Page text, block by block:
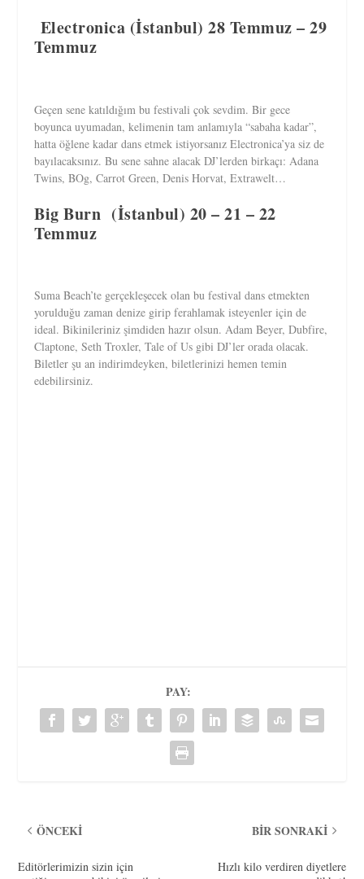
Electronica (İstanbul) 28 Temmuz – 29
Temmuz
Geçen sene katıldığım bu festivali çok sevdim. Bir gece
boyunca uyumadan, kelimenin tam anlamıyla “sabaha kadar”,
hatta öğlene kadar dans etmek istiyorsanız Electronica’ya siz de
bayılacaksınız. Bu sene sahne alacak DJ’lerden birkaçı: Adana
Twins, BOg, Carrot Green, Denis Horvat, Extrawelt…
Big Burn (İstanbul) 20 – 21 – 22
Temmuz
Suma Beach’te gerçekleşecek olan bu festival dans etmekten
yorulduğu zaman denize girip ferahlamak isteyenler için de
ideal. Bikinileriniz şimdiden hazır olsun. Adam Beyer, Dubfire,
Claptone, Seth Troxler, Tale of Us gibi DJ’ler orada olacak.
Biletler şu an indirimdeyken, biletlerinizi hemen temin
edebilirsiniz.
PAY:
ÖNCEKI
Editörlerimizin sizin için
BIR SONRAKI
Hızlı kilo verdiren diyetlere